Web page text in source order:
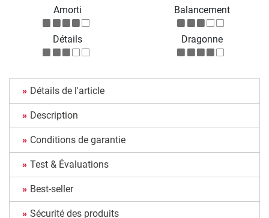
Amorti
Balancement
Détails Dragonne
Détails de l'article
Description
Conditions de garantie
Test & Évaluations
Best-seller
Sécurité des produits